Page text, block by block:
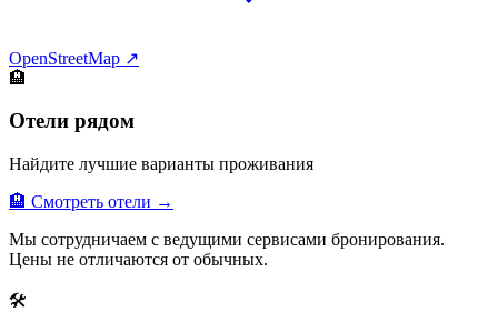
OpenStreetMap ↗
🏨
Отели рядом
Найдите лучшие варианты проживания
🏨 Смотреть отели →
Мы сотрудничаем с ведущими сервисами бронирования.
Цены не отличаются от обычных.
🛠